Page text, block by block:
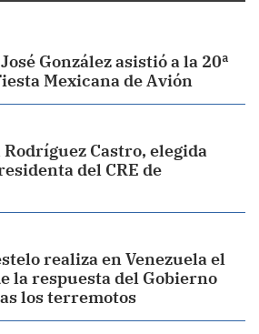
González asistió a la 20ª
Mexicana de Avión
Rodríguez Castro, elegida
del CRE de
realiza en Venezuela el
la respuesta del Gobierno
los terremotos